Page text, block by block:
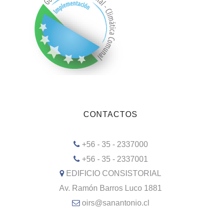
CONTACTOS
+56 - 35 - 2337000
+56 - 35 - 2337001
EDIFICIO CONSISTORIAL
Av. Ramón Barros Luco 1881
oirs@sanantonio.cl